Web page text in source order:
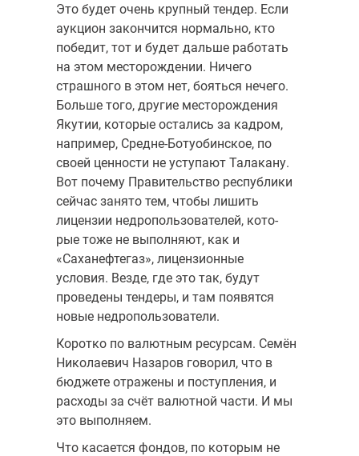
Это будет очень крупный тендер. Если
аукцион закончится нормально, кто
победит, тот и будет дальше работать
на этом месторождении. Ничего
страшного в этом нет, бояться нечего.
Больше того, другие месторождения
Якутии, которые остались за кадром,
например, Средне-Ботуобинское, по
своей ценности не уступают Талакану.
Вот почему Правительство республики
сейчас занято тем, чтобы лишить
лицензии недропользователей, кото­
рые тоже не выполняют, как и
«Саханефтегаз», лицензионные
условия. Везде, где это так, будут
проведены тендеры, и там появятся
новые не­дропользователи.
Коротко по валютным ресурсам. Семён
Николаевич Назаров гово­рил, что в
бюджете отражены и поступления, и
расходы за счёт валютной части. И мы
это выполняем.
Что касается фондов, по которым не